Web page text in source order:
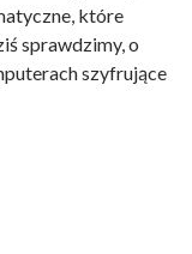
które
sprawdzimy, o
szyfrujące
programy dla